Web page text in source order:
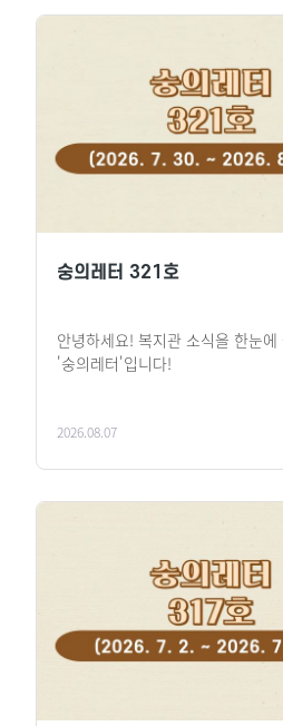
숭의레터 321호
안녕하세요! 복지관 소식을 한눈에
'숭의레터'입니다!
2026.08.07